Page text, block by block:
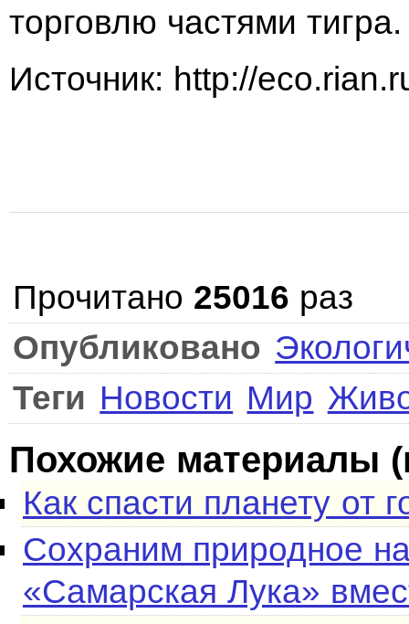
торговлю частями тигра.
Источник: http://
Прочитано 25016 раз
Опубликовано
Теги Новости Мир
Похожие материалы
Как спасти планету от
Сохраним природное
«Самарская Лука»